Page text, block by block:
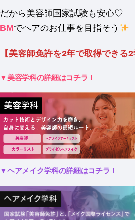
だから美容師国家試験も安心♡
BMでヘアのお仕事を目指そう
【美容師免許を2年で取得できる
▼美容学科の詳細はコチラ！
▼ヘアメイク学科の詳細はコチラ！